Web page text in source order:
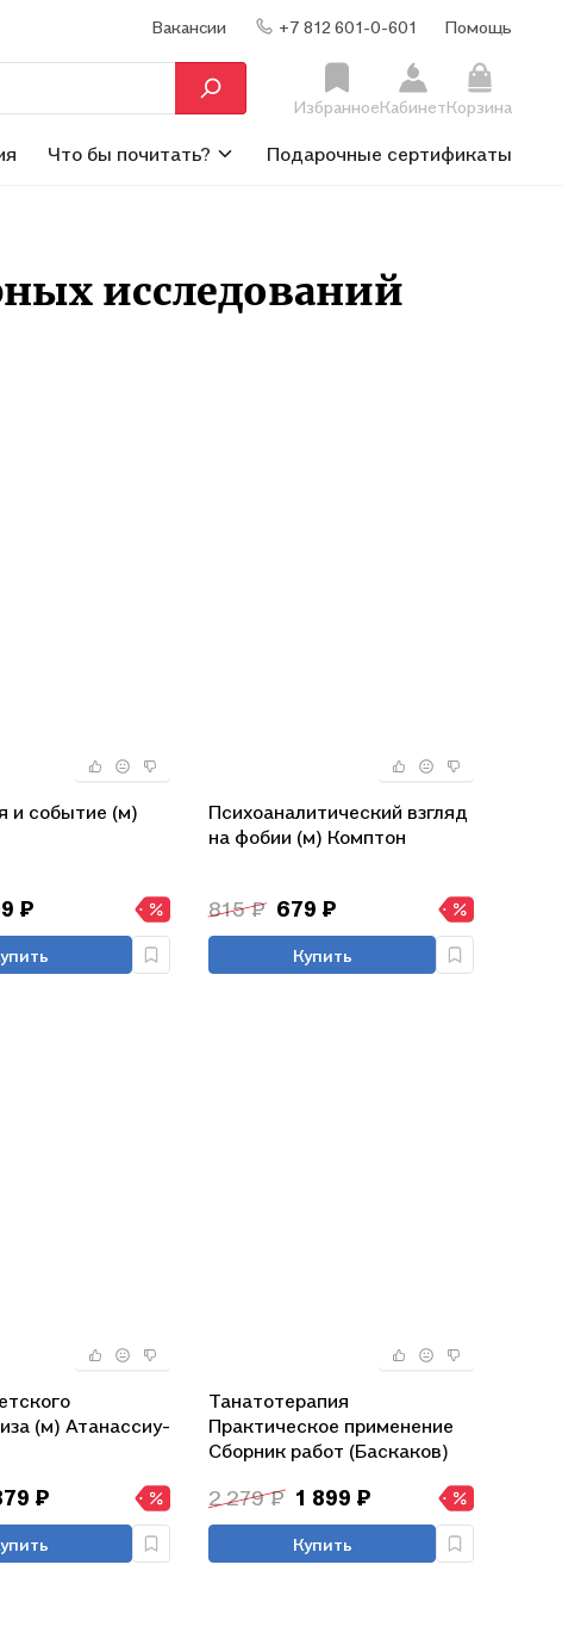
Вакансии +7 812 601-0-601 Помощь
ИзбранноеКабинетКорзина
Что бы почитать? Подарочные сертификаты
исследований
и событие (м)
₽
Психоаналитический взгляд
на фобии (м) Комптон
815 ₽ 679 ₽
Купить
(м) Атанассиу-
₽
Танатотерапия
Практическое применение
Сборник работ (Баскаков)
2 279 ₽ 1 899 ₽
Купить